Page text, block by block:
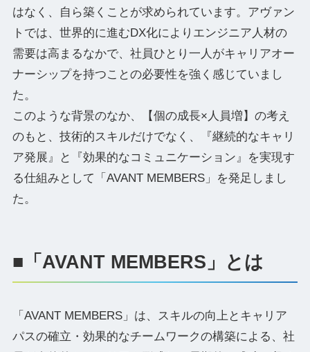
はなく、自ら築くことが求められています。アヴァン
トでは、世界的に進むDX化によりエンジニア人材の
需要は高まるなかで、社員ひとり一人がキャリアオー
ナーシップを持つことの必要性を強く感じていまし
た。
このような背景のなか、【個の成長×人員増】の考え
のもと、技術的スキルだけでなく、『継続的なキャリ
ア発展』と『効果的なコミュニケーション』を実現す
る仕組みとして「AVANT MEMBERS」を発足しまし
た。
■「AVANT MEMBERS」とは
「AVANT MEMBERS」は、スキルの向上とキャリア
パスの確立・効果的なチームワークの構築による、社